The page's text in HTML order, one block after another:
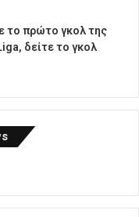
το πρώτο γκολ της
δείτε το γκολ